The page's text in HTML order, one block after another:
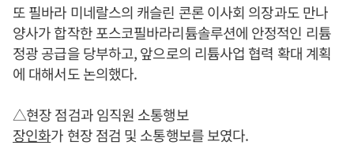
또 필바라 미네랄스의 캐슬린 콘론 이사회 의장과도 만나
양사가 합작한 포스코필바라리튬솔루션에 안정적인 리튬
정광 공급을 당부하고, 앞으로의 리튬사업 협력 확대 계획
에 대해서도 논의했다.
△현장 점검과 임직원 소통행보
장인화가 현장 점검 및 소통행보를 보였다.